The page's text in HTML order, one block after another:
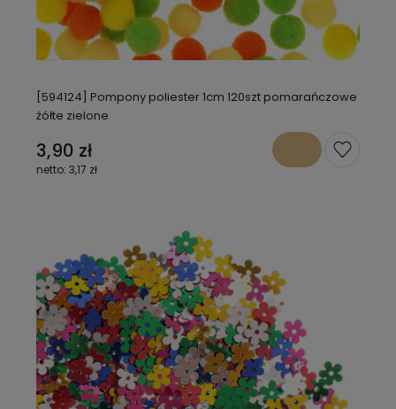
[594124] Pompony poliester 1cm 120szt pomarańczowe
żółte zielone
3,90 zł
3,17 zł